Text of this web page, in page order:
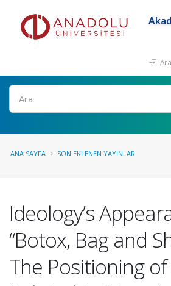
Ara
ANA SAYFA SON EKLENEN YAYINLAR
Ideology’s
“Botox, Bag and
The Positioning